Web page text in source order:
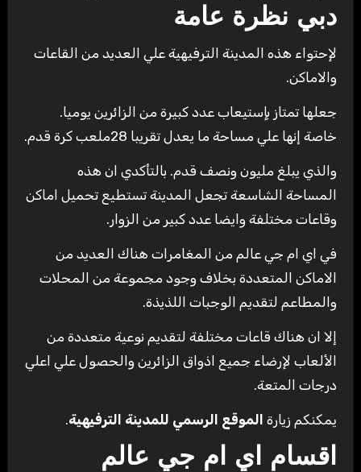
دبي نظرة عامة
لإحتواء هذه المدينة الترفيهية علي العديد من القاعات
والاماكن.
جعلها تمتاز بإستيعاب عدد كبيرة من الزائرين يوميا.
خاصة إنها علي مساحة ما يعدل تقريبا 28ملعب كرة قدم.
والذي يبلغ مليون ونصف قدم. بالتأكدي ان هذه
المساحة الشاسعة تجعل المدينة تستطيع تحميل اماكن
وقاعات مختلفة وايضا عدد كبير من الزوار.
في اي ام جي عالم من المغامرات هناك العديد من
الاماكن المتعددة بخلاف وجود مجموعة من المحلات
والمطاعم لتقديم الوجبات اللذيذة.
إلا ان هناك قاعات مختلفة لتقديم نوعية متعددة من
الألعاب لإرضاء جميع اذواق الزائرين والحصول علي اعلي
درجات المتعة.
يمكنكم زيارة الموقع الرسمي للمدينة الترفيهية.
اقسام اي ام جي عالم